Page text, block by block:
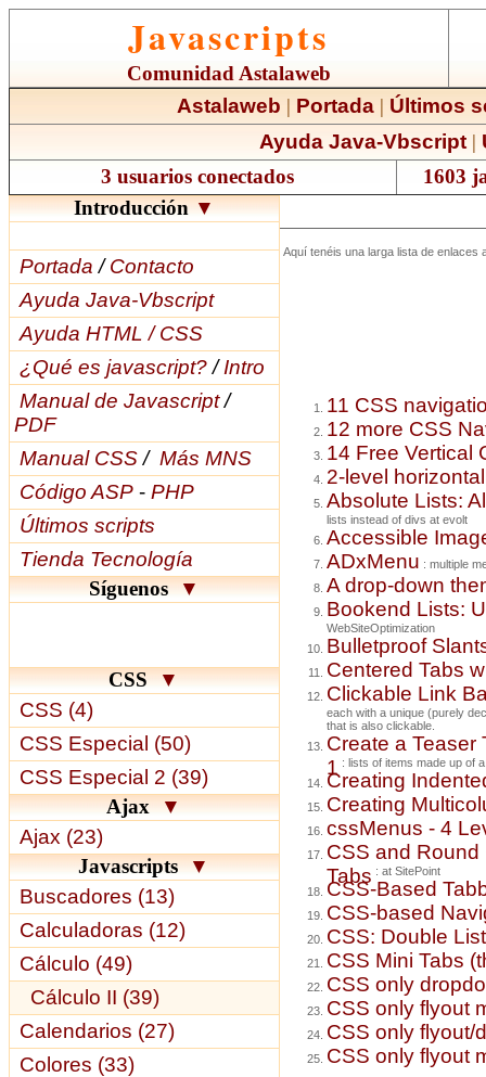
Javascripts
Comunidad Astalaweb
Astalaweb | Portada | Últimos
Ayuda Java-Vbscript |
3 usuarios conectados
1603
Introducción▼
Portada /Contacto
Ayuda Java-Vbscript
Ayuda HTML / CSS
¿Qué es javascript?/Intro
Manual de Javascript/
PDF
Manual CSS/ Más MNS
Código ASP - PHP
Últimos scripts
Tienda Tecnología
Síguenos▼
CSS▼
CSS (4)
CSS Especial (50)
CSS Especial 2 (39)
Ajax▼
Ajax (23)
Javascripts▼
Buscadores (13)
Calculadoras (12)
Cálculo (49)
Cálculo II (39)
Calendarios (27)
Colores (33)
Aquí tenéis una larga lista de enlaces
11 CSS
12 more CSS
14 Free Vertical
2-level
Absolute Lists:
lists instead of divs at evolt
Accessible
ADxMenu : multiple
A drop-down
Bookend Lists:
WebSiteOptimization
Bulletproof
Centered Tabs
Clickable Link
each with a unique (purely
that is also clickable.
Create a Teaser
1 : lists of items made up of
Creating
Creating
cssMenus - 4
CSS and
Tabs : at SitePoint
CSS-Based
CSS-based
CSS: Double
CSS Mini Tabs
CSS only
CSS only flyout
CSS only flyout/
CSS only flyout